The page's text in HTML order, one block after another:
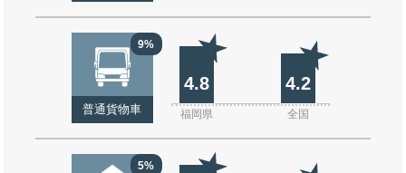
9%
普通貨物車
4.8 4.2
福岡県 全国
5%